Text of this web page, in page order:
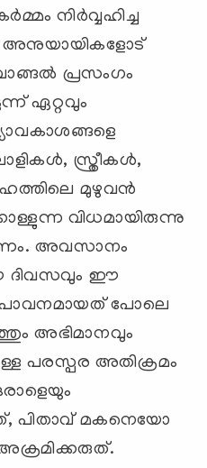
നിര്‍വ്വഹിച്ച
അനുയായികളോട്
പ്രസംഗം
ഏറ്റവും
സ്ത്രീകള്‍,
മുഴുവന്‍
വിധമായിരുന്നു
അവസാനം
ദിവസവും ഈ
പോലെ
അഭിമാനവും
പരസ്പര അതിക്രമം
പിതാവ് മകനെയോ